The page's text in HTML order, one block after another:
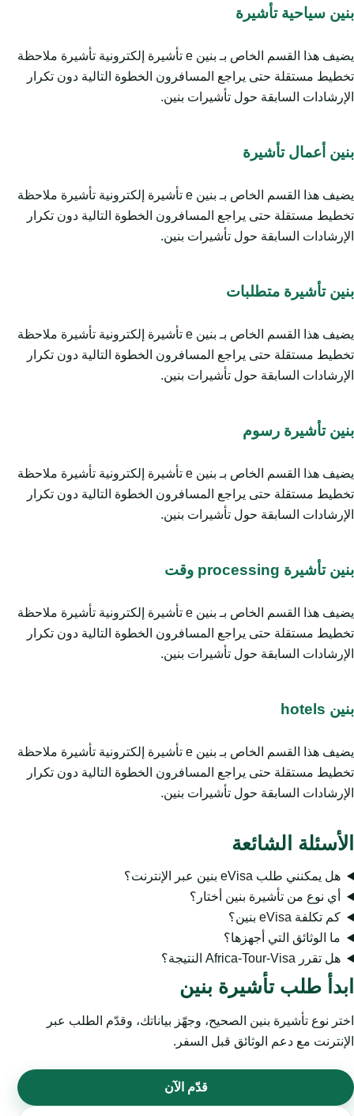
بنين سياحية تأشيرة
يضيف هذا القسم الخاص بـ بنين e تأشيرة إلكترونية تأشيرة ملاحظة
تخطيط مستقلة حتى يراجع المسافرون الخطوة التالية دون تكرار
الإرشادات السابقة حول تأشيرات بنين.
بنين أعمال تأشيرة
يضيف هذا القسم الخاص بـ بنين e تأشيرة إلكترونية تأشيرة ملاحظة
تخطيط مستقلة حتى يراجع المسافرون الخطوة التالية دون تكرار
الإرشادات السابقة حول تأشيرات بنين.
بنين تأشيرة متطلبات
يضيف هذا القسم الخاص بـ بنين e تأشيرة إلكترونية تأشيرة ملاحظة
تخطيط مستقلة حتى يراجع المسافرون الخطوة التالية دون تكرار
الإرشادات السابقة حول تأشيرات بنين.
بنين تأشيرة رسوم
يضيف هذا القسم الخاص بـ بنين e تأشيرة إلكترونية تأشيرة ملاحظة
تخطيط مستقلة حتى يراجع المسافرون الخطوة التالية دون تكرار
الإرشادات السابقة حول تأشيرات بنين.
بنين تأشيرة processing وقت
يضيف هذا القسم الخاص بـ بنين e تأشيرة إلكترونية تأشيرة ملاحظة
تخطيط مستقلة حتى يراجع المسافرون الخطوة التالية دون تكرار
الإرشادات السابقة حول تأشيرات بنين.
بنين hotels
يضيف هذا القسم الخاص بـ بنين e تأشيرة إلكترونية تأشيرة ملاحظة
تخطيط مستقلة حتى يراجع المسافرون الخطوة التالية دون تكرار
الإرشادات السابقة حول تأشيرات بنين.
الأسئلة الشائعة
هل يمكنني طلب eVisa بنين عبر الإنترنت؟
أي نوع من تأشيرة بنين أختار؟
كم تكلفة eVisa بنين؟
ما الوثائق التي أجهزها؟
هل تقرر Africa-Tour-Visa النتيجة؟
ابدأ طلب تأشيرة بنين
اختر نوع تأشيرة بنين الصحيح، وجهّز بياناتك، وقدّم الطلب عبر
الإنترنت مع دعم الوثائق قبل السفر.
قدّم الآن